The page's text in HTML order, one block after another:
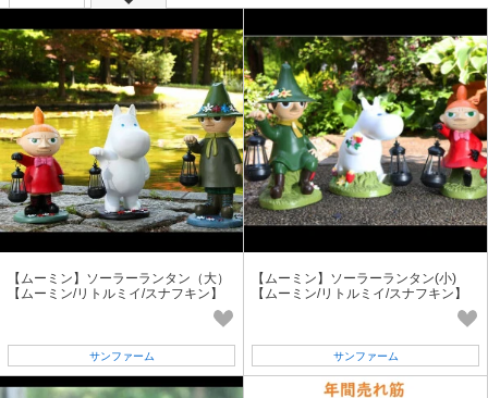
【ムーミン】ソーラーランタン（大）
【ムーミン/リトルミイ/スナフキン】
サンファーム
【ムーミン】ソーラーランタン(小)
【ムーミン/リトルミイ/スナフキン】
園芸・ガーデニング用品 LEDライト
サンファーム